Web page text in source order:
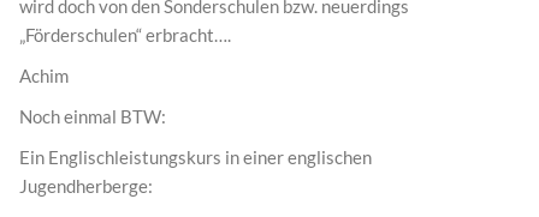
wird doch von den Sonderschulen bzw. neuerdings
„Förderschulen“ erbracht….
Achim
Noch einmal BTW:
Ein Englischleistungskurs in einer englischen
Jugendherberge: